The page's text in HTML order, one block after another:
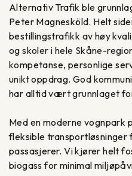
Alternativ Trafik ble
Peter Magnesköld. Helt
bestillingstrafikk av høy
og skoler i hele Skåne-
kompetanse, personlige
unikt oppdrag. God
har alltid vært grunnlaget
Med en moderne vognpark
fleksible transportløsninger
passasjerer. Vi kjører helt
biogass for minimal